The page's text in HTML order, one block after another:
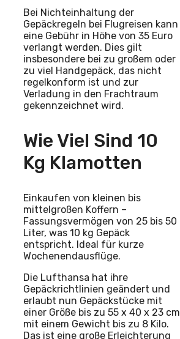
Bei Nichteinhaltung der
Gepäckregeln bei Flugreisen kann
eine Gebühr in Höhe von 35 Euro
verlangt werden. Dies gilt
insbesondere bei zu großem oder
zu viel Handgepäck, das nicht
regelkonform ist und zur
Verladung in den Frachtraum
gekennzeichnet wird.
Wie Viel Sind 10
Kg Klamotten
Einkaufen von kleinen bis
mittelgroßen Koffern –
Fassungsvermögen von 25 bis 50
Liter, was 10 kg Gepäck
entspricht. Ideal für kurze
Wochenendausflüge.
Die Lufthansa hat ihre
Gepäckrichtlinien geändert und
erlaubt nun Gepäckstücke mit
einer Größe bis zu 55 x 40 x 23 cm
mit einem Gewicht bis zu 8 Kilo.
Das ist eine große Erleichterung